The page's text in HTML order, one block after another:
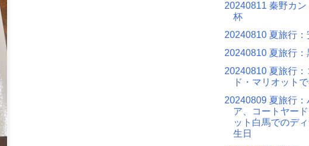
20240811 秦野カ
杯
20240810 夏旅行：
20240810 夏旅行
20240810 夏旅行
ド・マリオット
20240809 夏旅行
ア、コートヤー
ット白馬でのデ
生日